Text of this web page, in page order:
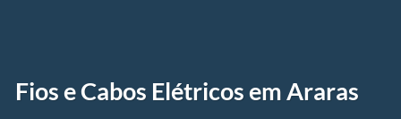
Fios e Cabos Elétricos em Araras